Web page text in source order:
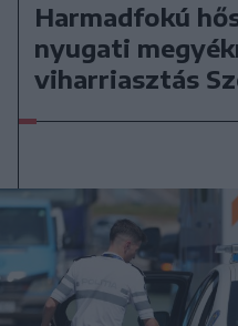
Harmadfokú
nyugati
viharriasztás